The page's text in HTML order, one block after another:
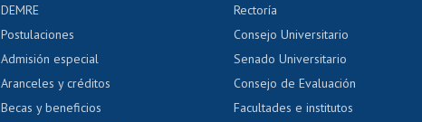
Servicio médico y dental
Pago de arancel y crédito alumnos
Pago de arancel y crédito exalumnos
Certificado de títulos y grados
Evaluación docente
Calificación académica
Postulación al AUCAI
DEMRE
Postulaciones
Admisión especial
Aranceles y créditos
Becas y beneficios
Rectoría
Consejo Universitario
Senado Universitario
Consejo de Evaluación
Facultades e institutos